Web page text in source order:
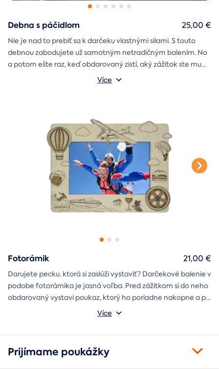
Debna s páčidlom
Nie je nad to prebiť sa k darčeku vlastnými silami. S touto
debnou zabodujete už samotným netradičným balením. No
a potom ešte raz, keď obdarovaný zistí, aký zážitok ste mu
darčekovú skladačku
Vonkajšie rozmery: 20 × 20 × 20 cm
Více
25,00 €
Fotorámik
Darujete pecku, ktorá si zaslúži vystaviť? Darčekové balenie v
podobe fotorámika je jasná voľba. Pred zážitkom si do neho
obdarovaný vystaví poukaz, ktorý ho poriadne nakopne a po
absolvovaní tam poputuje fotka zo zážitku, ktorá pri každom
Môžete vybrať z motívov balónový, tunelový a univerzálny
Více
21,00 €
Prijímame poukážky